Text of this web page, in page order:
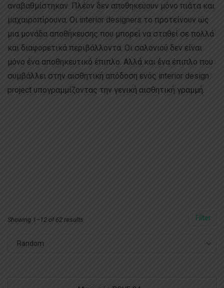
αναβαθμίστηκαν. Πλέον δεν αποθηκεύουν μόνο πιάτα και
μαχαιροπίρουνα. Οι interior designers το προτείνουν ως
μια μονάδα αποθήκευσης που μπορεί να σταθεί σε πολλά
και διαφορετικά περιβάλλοντα. Οι σαλονιού δεν είναι
μόνο ένα αποθηκευτικό έπιπλο. Αλλά και ένα έπιπλο που
συμβάλλει στην αισθητική απόδοση ενός interior design
project υπογραμμίζοντας την γενική αισθητική γραμμή.
Filter
Showing 1–12 of 62 results
Random